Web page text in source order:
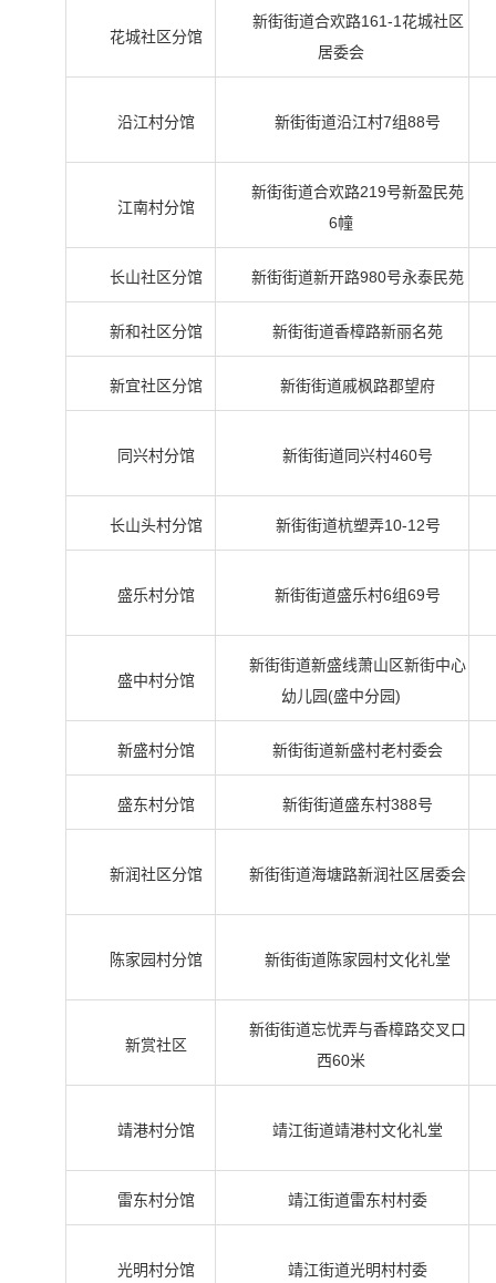
花城社区分馆
新街街道合欢路161-1花城社区
居委会
沿江村分馆 新街街道沿江村7组88号
江南村分馆
新街街道合欢路219号新盈民苑
6幢
长山社区分馆 新街街道新开路980号永泰民苑
新和社区分馆 新街街道香樟路新丽名苑
新宜社区分馆 新街街道戚枫路郡望府
同兴村分馆 新街街道同兴村460号
长山头村分馆 新街街道杭塑弄10-12号
盛乐村分馆 新街街道盛乐村6组69号
盛中村分馆
新街街道新盛线萧山区新街中心
幼儿园(盛中分园)
新盛村分馆 新街街道新盛村老村委会
盛东村分馆 新街街道盛东村388号
新润社区分馆 新街街道海塘路新润社区居委会
陈家园村分馆 新街街道陈家园村文化礼堂
新赏社区
新街街道忘忧弄与香樟路交叉口
西60米
靖港村分馆 靖江街道靖港村文化礼堂
雷东村分馆 靖江街道雷东村村委
光明村分馆 靖江街道光明村村委